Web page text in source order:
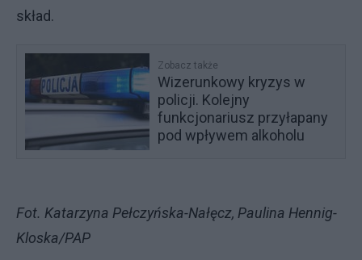
skład.
Zobacz także
Wizerunkowy kryzys w
policji. Kolejny
funkcjonariusz przyłapany
pod wpływem alkoholu
Fot. Katarzyna Pełczyńska-Nałęcz, Paulina Hennig-
Kloska/PAP